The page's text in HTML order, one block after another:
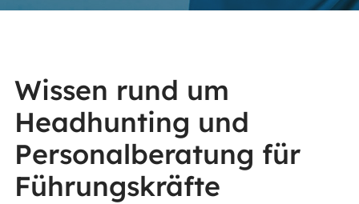
Wissen rund um
Headhunting und
Personalberatung für
Führungskräfte